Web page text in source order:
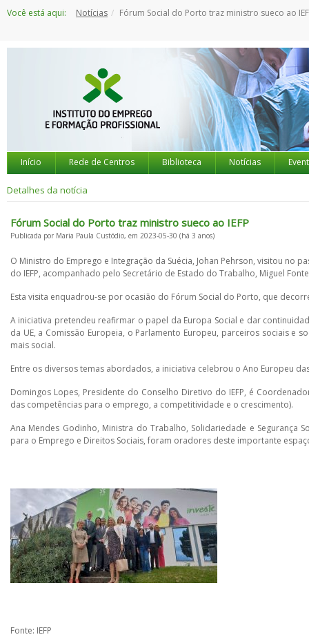
paraVocê está aqui: Notícias Fórum Social do Porto traz ministro sueco ao
Início Rede de Centros Biblioteca Notícias
Detalhes da notícia
Fórum Social do Porto traz ministro sueco ao IEFP
Publicada por Maria Paula Custódio, em 2023-05-30 (há 3 anos)
O Ministro do Emprego e Integração da Suécia, Johan Pehrson, visitou no
do IEFP, acompanhado pelo Secretário de Estado do Trabalho, Miguel
Esta visita enquadrou-se por ocasião do Fórum Social do Porto, que
A iniciativa pretendeu reafirmar o papel da Europa Social e dar
da UE, a Comissão Europeia, o Parlamento Europeu, parceiros sociais e
mais social.
Entre os diversos temas abordados, a iniciativa celebrou o Ano Europeu
Domingos Lopes, Presidente do Conselho Diretivo do IEFP, é
das competências para o emprego, a competitividade e o crescimento).
Ana Mendes Godinho, Ministra do Trabalho, Solidariedade e Segurança
para o Emprego e Direitos Sociais, foram oradores deste importante
Fonte: IEFP